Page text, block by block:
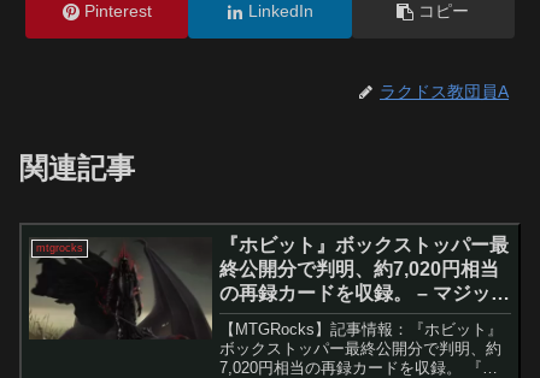
Pinterest LinkedIn コピー
ラクドス教団員A
関連記事
mtgrocks
『ホビット』ボックストッパー最
終公開分で判明、約7,020円相当
の再録カードを収録。 – マジッ
ク：ザ・ギャザリング
【MTGRocks】記事情報：『ホビット』
ボックストッパー最終公開分で判明、約
7,020円相当の再録カードを収録。 『ホ